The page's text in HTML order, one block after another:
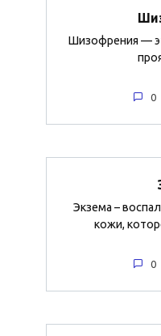
Шизофрения —
0
Экзема –
кожи,
0